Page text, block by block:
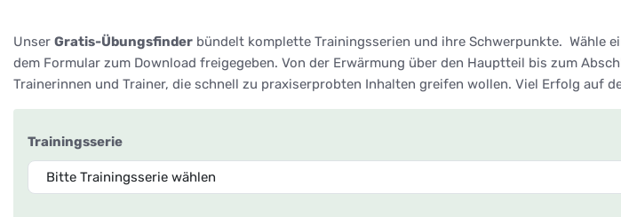
Unser Gratis-Übungsfinder bündelt komplette Trainingsserien und ihre Schwerpunkte. Wähle
dem Formular zum Download freigegeben. Von der Erwärmung über den Hauptteil bis zum
Trainerinnen und Trainer, die schnell zu praxiserprobten Inhalten greifen wollen. Viel Erfolg auf
Trainingsserie